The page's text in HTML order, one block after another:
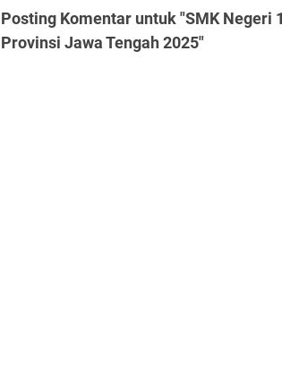
Posting Komentar untuk "SMK Negeri
Provinsi Jawa Tengah 2025"